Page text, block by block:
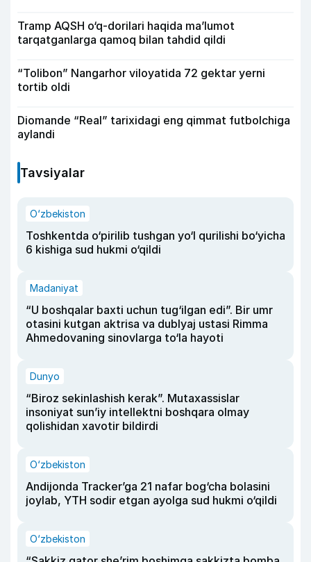
Tramp AQSH o‘q-dorilari haqida ma’lumot
tarqatganlarga qamoq bilan tahdid qildi
“Tolibon” Nangarhor viloyatida 72 gektar yerni
tortib oldi
Diomande “Real” tarixidagi eng qimmat futbolchiga
aylandi
Tavsiyalar
O‘zbekiston
Toshkentda o‘pirilib tushgan yo‘l qurilishi bo‘yicha
6 kishiga sud hukmi o‘qildi
Madaniyat
“U boshqalar baxti uchun tug‘ilgan edi”. Bir umr
otasini kutgan aktrisa va dublyaj ustasi Rimma
Ahmedovaning sinovlarga to‘la hayoti
Dunyo
“Biroz sekinlashish kerak”. Mutaxassislar
insoniyat sun’iy intellektni boshqara olmay
qolishidan xavotir bildirdi
O‘zbekiston
Andijonda Tracker’ga 21 nafar bog‘cha bolasini
joylab, YTH sodir etgan ayolga sud hukmi o‘qildi
O‘zbekiston